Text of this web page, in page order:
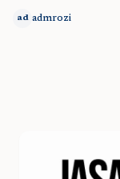
ad admrozi